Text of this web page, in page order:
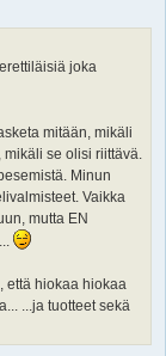
joka
mitään, mikäli
se olisi riittävä.
Minun
Vaikka
mutta EN
että hiokaa hiokaa
...ja tuotteet sekä